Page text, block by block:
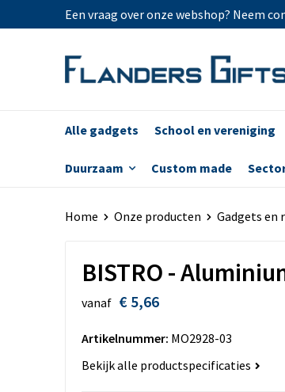
Een vraag over onze webshop? Neem
Alle gadgets School en vereniging
Duurzaam Custom made
Home Onze producten Gadgets en
BISTRO -
vanaf € 5,66
Artikelnummer: MO2928-03
Bekijk alle productspecificaties